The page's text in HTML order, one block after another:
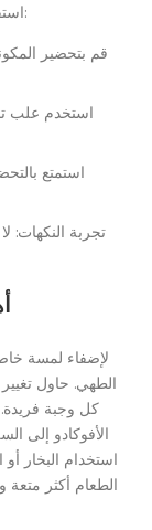
استفادة من «وان اكس بت». إليك ما يجب عليك فعله:
قم بتحضير
استخدم علب
استمتع
تجربة النكهات:
لإضفاء لمسة
الطهي. حاول
كل وجبة فريدة.
الأفوكادو إلى
استخدام البخار
الطعام أكثر